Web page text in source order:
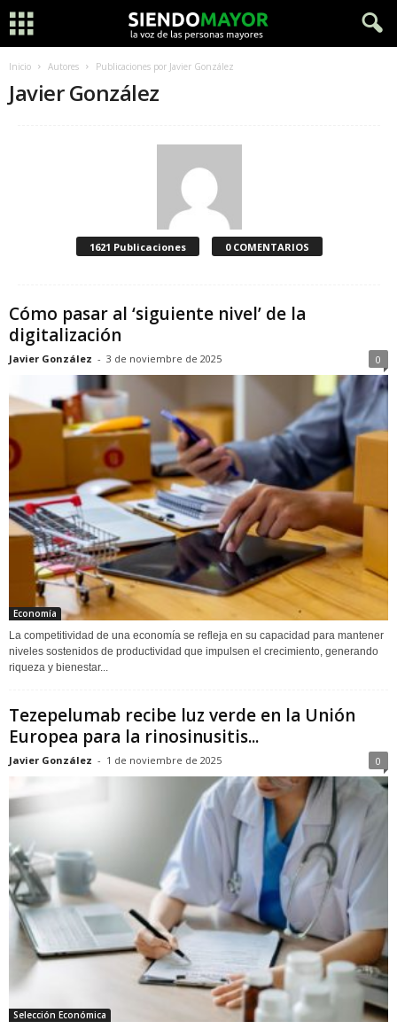
Inicio Autores Publicaciones por Javier González
Javier González
1621 Publicaciones 0 COMENTARIOS
Cómo pasar al ‘siguiente nivel’ de la
digitalización
Javier González - 3 de noviembre de 2025 0
Economía
La competitividad de una economía se refleja en su capacidad para mantener
niveles sostenidos de productividad que impulsen el crecimiento, generando
riqueza y bienestar...
Tezepelumab recibe luz verde en la Unión
Europea para la rinosinusitis...
Javier González - 1 de noviembre de 2025 0
Selección Económica